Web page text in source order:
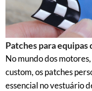
Patches para
No mundo dos
custom, os patches
essencial no vestuário